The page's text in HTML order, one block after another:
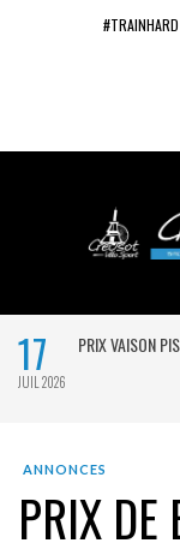
#TRAINHARD
17
JUIL 2026
PRIX VAISON
ANNONCES
PRIX DE